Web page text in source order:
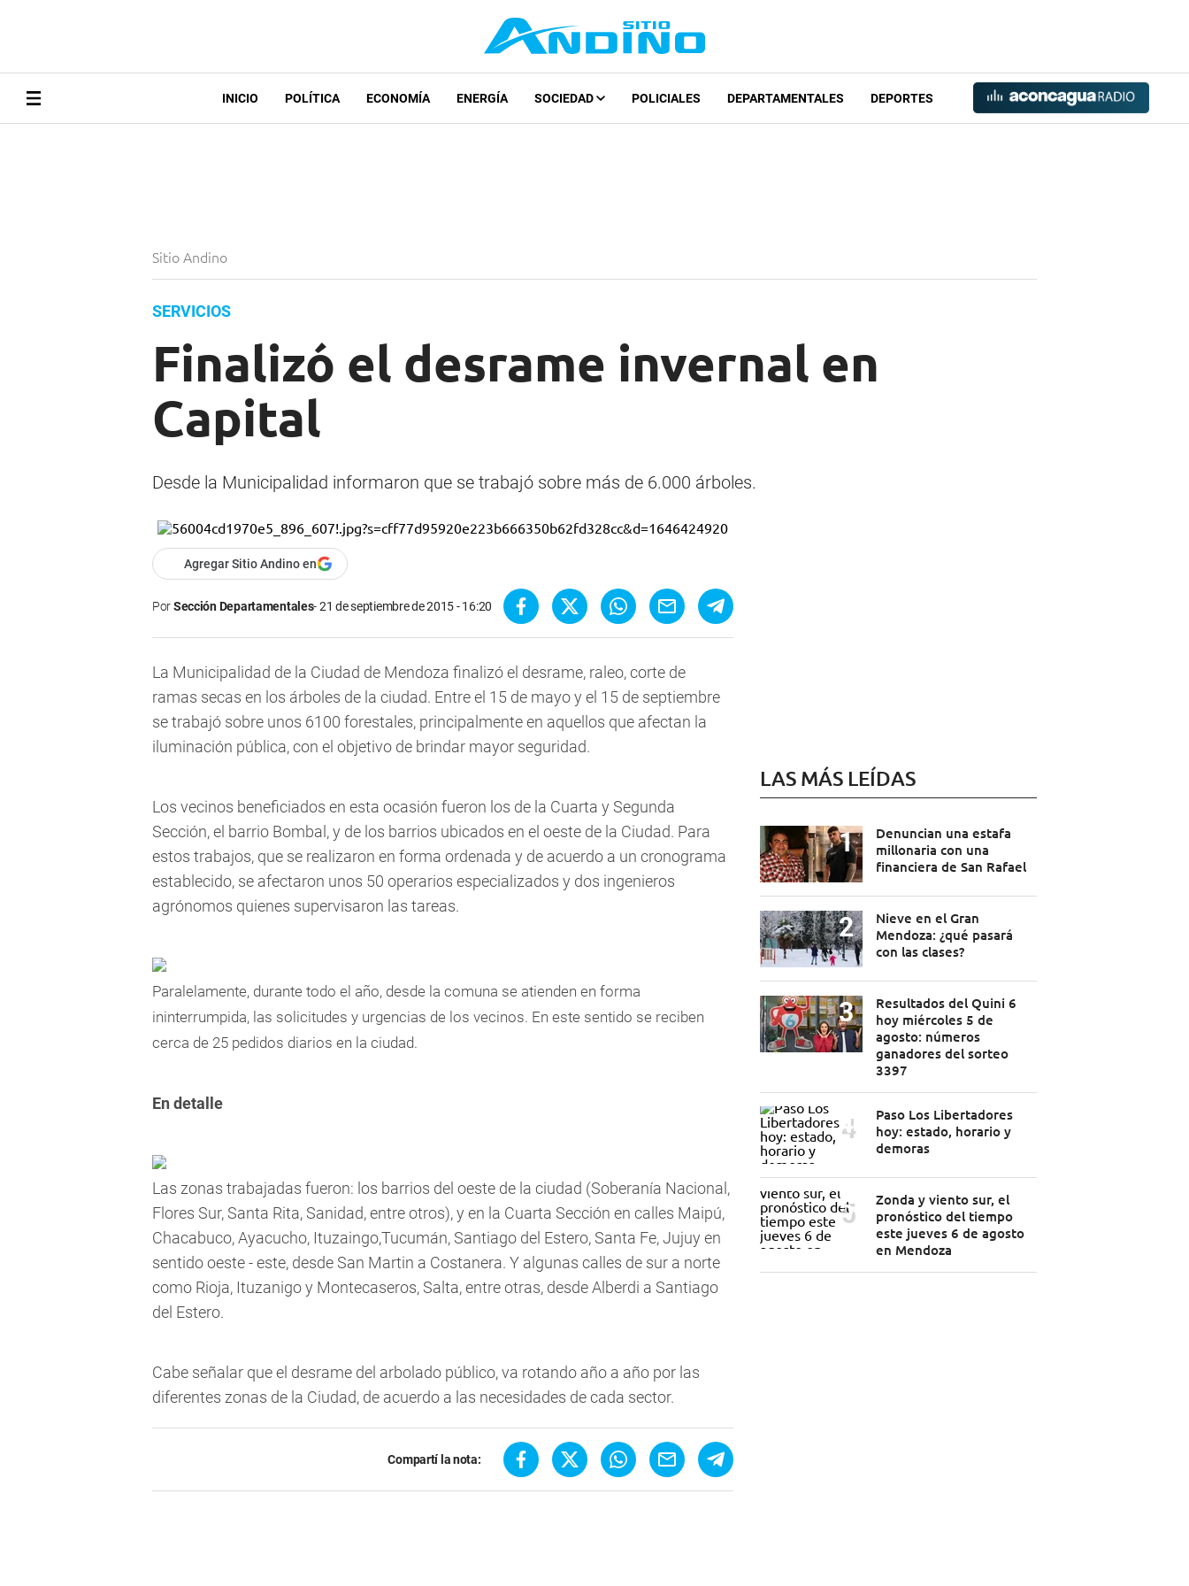
INICIO POLÍTICA ECONOMÍA ENERGÍA SOCIEDAD POLICIALES DEPARTAMENTALES DEPORTES
Sitio Andino
SERVICIOS
Finalizó el desrame invernal en
Capital
Desde la Municipalidad informaron que se trabajó sobre más de 6.000 árboles.
Agregar Sitio Andino en
PorSección Departamentales 21 de septiembre de 2015 - 16:20
La Municipalidad de la Ciudad de Mendoza finalizó el desrame, raleo, corte de
ramas secas en los árboles de la ciudad. Entre el 15 de mayo y el 15 de septiembre
se trabajó sobre unos 6100 forestales, principalmente en aquellos que afectan la
iluminación pública, con el objetivo de brindar mayor seguridad.
Los vecinos beneficiados en esta ocasión fueron los de la Cuarta y Segunda
Sección, el barrio Bombal, y de los barrios ubicados en el oeste de la Ciudad. Para
estos trabajos, que se realizaron en forma ordenada y de acuerdo a un cronograma
establecido, se afectaron unos 50 operarios especializados y dos ingenieros
agrónomos quienes supervisaron las tareas.
Paralelamente, durante todo el año, desde la comuna se atienden en forma
ininterrumpida, las solicitudes y urgencias de los vecinos. En este sentido se reciben
cerca de 25 pedidos diarios en la ciudad.
En detalle
Las zonas trabajadas fueron: los barrios del oeste de la ciudad (Soberanía Nacional,
Flores Sur, Santa Rita, Sanidad, entre otros), y en la Cuarta Sección en calles Maipú,
Chacabuco, Ayacucho, Ituzaingo,Tucumán, Santiago del Estero, Santa Fe, Jujuy en
sentido oeste - este, desde San Martin a Costanera. Y algunas calles de sur a norte
como Rioja, Ituzanigo y Montecaseros, Salta, entre otras, desde Alberdi a Santiago
del Estero.
Cabe señalar que el desrame del arbolado público, va rotando año a año por las
diferentes zonas de la Ciudad, de acuerdo a las necesidades de cada sector.
Compartí la nota:
LAS MÁS LEÍDAS
Denuncian una estafa
millonaria con una
financiera de San Rafael
Nieve en el Gran
Mendoza: ¿qué pasará
con las clases?
Resultados del Quini 6
hoy miércoles 5 de
agosto: números
ganadores del sorteo
3397
Paso Los Libertadores
hoy: estado, horario y
demoras
Zonda y viento sur, el
pronóstico del tiempo
este jueves 6 de agosto
en Mendoza